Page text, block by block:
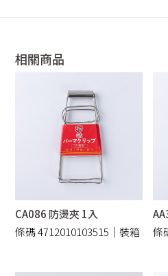
相關商品
CA086 防燙夾 1入
條碼 4712010103515｜裝箱
條